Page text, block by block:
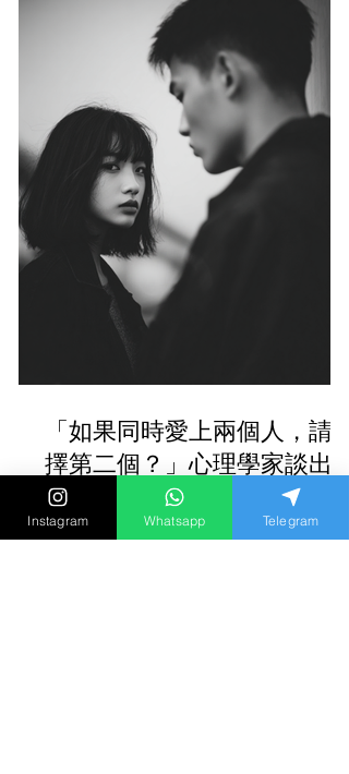
「如果同時愛上兩個人，請選
擇第二個？」心理學家談出軌
動機與長期關係盲點
Instagram Whatsapp Telegram